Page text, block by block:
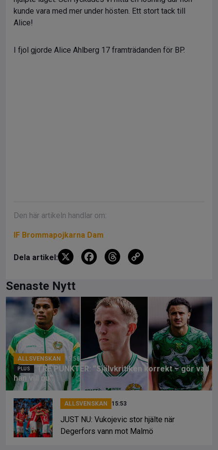
kunde vara med mer under hösten. Ett stort tack till
Alice!
I fjol gjorde Alice Ahlberg 17 framträdanden för BP.
Den här artikeln handlar om:
IF Brommapojkarna Dam
Dela artikel: X
F
b
o
o
k
T
a
d
s
n
Senaste Nytt
ALLSVENSKAN 15:56
TRE PUNKTER: ”Självkritiken korrekt – gör vad
han vill nu”
ALLSVENSKAN 15:53
JUST NU: Vukojevic stor hjälte när
Degerfors vann mot Malmö